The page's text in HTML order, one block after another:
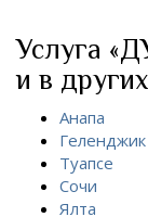
Услуга
и в
Анапа
Геленджик
Туапсе
Сочи
Ялта